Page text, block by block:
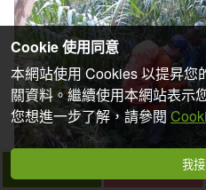
Cookie 使用同意
本網站使用 Cookies 以提昇您
關資料。繼續使用本網站表示
您想進一步了解，請參閱
我